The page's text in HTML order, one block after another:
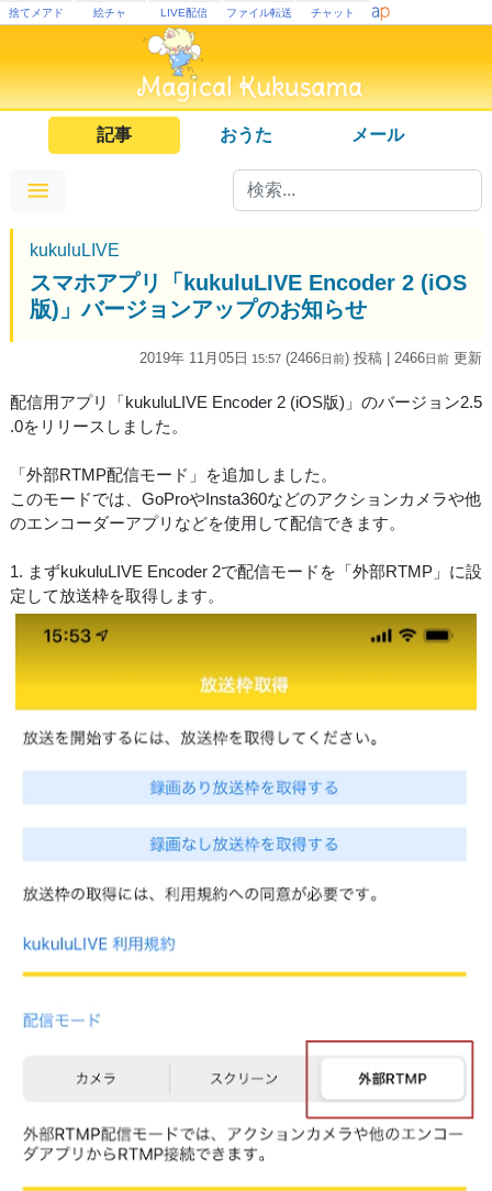
捨てメアド 絵チャ LIVE配信 ファイル転送 チャット
記事 おうた メール
kukuluLIVE
スマホアプリ「kukuluLIVE Encoder 2 (iOS
版)」バージョンアップのお知らせ
2019年 11月05日 15:57 (2466日前) 投稿 | 2466日前 更新
配信用アプリ「kukuluLIVE Encoder 2 (iOS版)」のバージョン2.5
.0をリリースしました。
「外部RTMP配信モード」を追加しました。
このモードでは、GoProやInsta360などのアクションカメラや他
のエンコーダーアプリなどを使用して配信できます。
1. まずkukuluLIVE Encoder 2で配信モードを「外部RTMP」に設
定して放送枠を取得します。